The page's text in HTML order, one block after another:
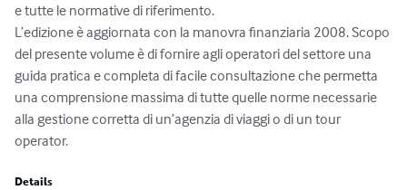
e tutte le normative di riferimento.
L’edizione è aggiornata con la manovra finanziaria 2008. Scopo
del presente volume è di fornire agli operatori del settore una
guida pratica e completa di facile consultazione che permetta
una comprensione massima di tutte quelle norme necessarie
alla gestione corretta di un’agenzia di viaggi o di un tour
operator.
Details